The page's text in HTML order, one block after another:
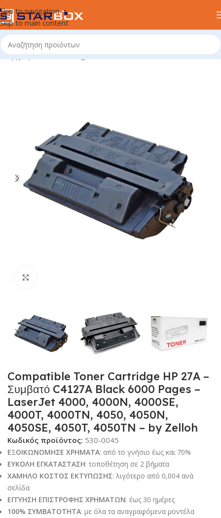
Skip to navigation
Skip to main content
Αρχική σελίδα/uncategorized
Compatible Toner Cartridge HP 27A –
Συμβατό C4127A Black 6000 Pages –
LaserJet 4000, 4000N, 4000SE,
4000T, 4000TN, 4050, 4050N,
4050SE, 4050T, 4050TN – by Zelloh
Κωδικός προϊόντος: 530-0045
ΕΞΟΙΚΩΝΟΜΗΣΕ ΧΡΗΜΑΤΑ: από το γνήσιο έως και 70%
ΕΥΚΟΛΗ ΕΓΚΑΤΑΣΤΑΣΗ: τοποθέτηση σε 2 βήματα
ΧΑΜΗΛΟ ΚΟΣΤΟΣ ΕΚΤΥΠΩΣΗΣ: λιγότερο από 0,004 ανά
σελίδα
ΕΓΓΥΗΣΗ ΕΠΙΣΤΡΟΦΗΣ ΧΡΗΜΑΤΩΝ: έως 30 ημέρες
100% ΣΥΜΒΑΤΟΤΗΤΑ: με όλα τα αναγραφόμενα μοντέλα